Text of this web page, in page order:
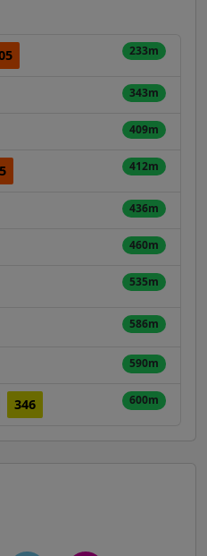
233m
343m
409m
412m
436m
460m
535m
586m
590m
346 600m